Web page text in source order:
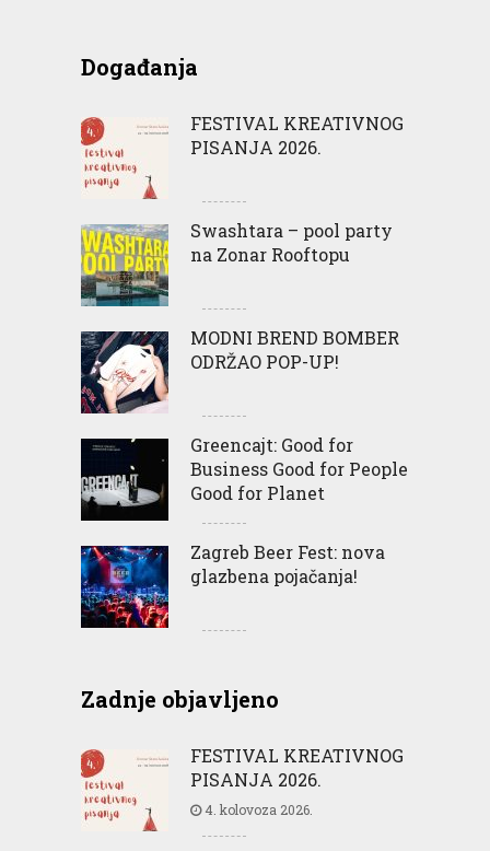
Događanja
FESTIVAL KREATIVNOG
PISANJA 2026.
Swashtara – pool party
na Zonar Rooftopu
MODNI BREND BOMBER
ODRŽAO POP-UP!
Greencajt: Good for
Business Good for People
Good for Planet
Zagreb Beer Fest: nova
glazbena pojačanja!
Zadnje objavljeno
FESTIVAL KREATIVNOG
PISANJA 2026.
4. kolovoza 2026.